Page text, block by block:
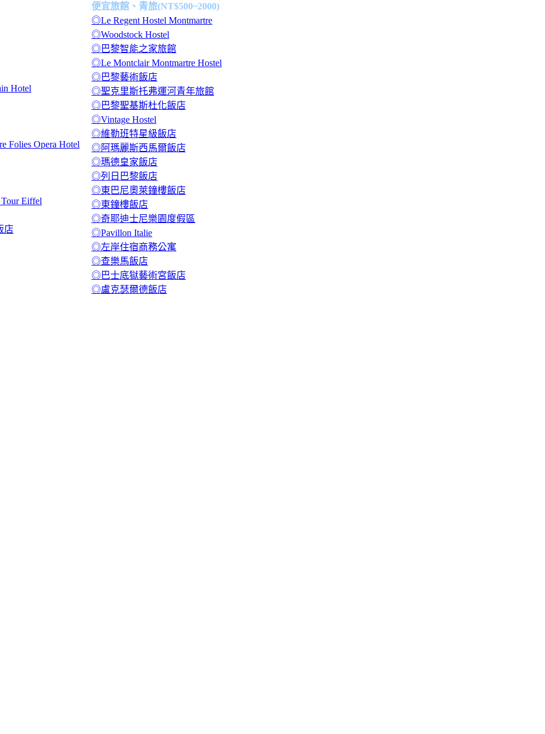
Hotel
Folies Opera Hotel
Eiffel
店
便宜旅館、青旅(NT$500~2000)
◎Le Regent Hostel Montmartre
◎Woodstock Hostel
◎巴黎智能之家旅館
◎Le Montclair Montmartre Hostel
◎巴黎藝術飯店
◎聖克里斯托弗運河青年旅館
◎巴黎聖基斯杜化飯店
◎Vintage Hostel
◎維勒班特星級飯店
◎阿瑪麗斯西馬爾飯店
◎瑪德皇家飯店
◎列日巴黎飯店
◎東巴尼奧萊鐘樓飯店
◎東鐘樓飯店
◎奇耶迪士尼樂園度假區
◎Pavillon Italie
◎左岸住宿商務公寓
◎查樂馬飯店
◎巴士底獄藝術宮飯店
◎盧克瑟爾德飯店